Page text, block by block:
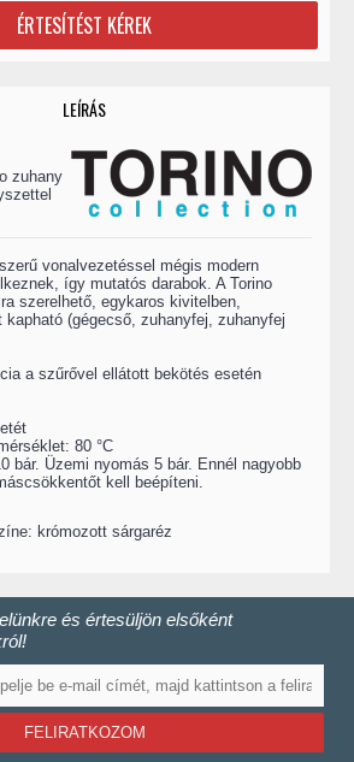
ÉRTESÍTÉST KÉREK
LEÍRÁS
zuhany
vonalvezetéssel mégis modern
így mutatós darabok. A Torino
szerelhető, egykaros kivitelben,
(gégecső, zuhanyfej, zuhanyfej
a szűrővel ellátott bekötés esetén
80 °C
bár. Üzemi nyomás 5 bár. Ennél nagyobb
kell beépíteni.
krómozott sárgaréz
és értesüljön elsőként
FELIRATKOZOM